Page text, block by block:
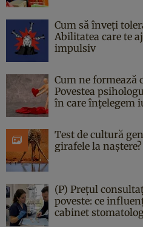
Cum să înveți
Abilitatea care te
impulsiv
Cum ne formează
Povestea
în care înțelegem
Test de cultură
girafele la naștere?
(P) Prețul
poveste: ce
cabinet